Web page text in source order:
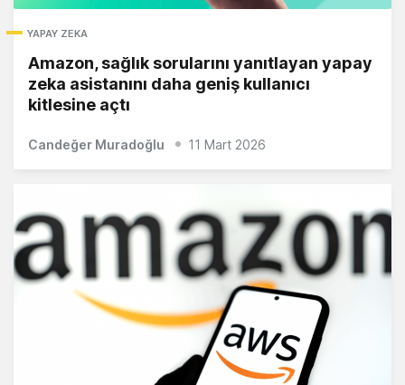
YAPAY ZEKA
Amazon, sağlık sorularını yanıtlayan yapay
zeka asistanını daha geniş kullanıcı
kitlesine açtı
Candeğer Muradoğlu 11 Mart 2026